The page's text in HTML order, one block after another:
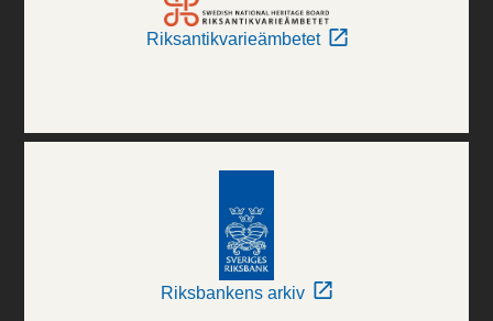
Riksantikvarieämbetet
Riksbankens arkiv